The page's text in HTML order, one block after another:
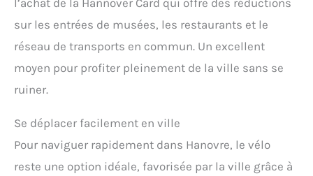
sur les entrées de musées, les restaurants et le
réseau de transports en commun. Un excellent
moyen pour profiter pleinement de la ville sans se
ruiner.
Se déplacer facilement en ville
Pour naviguer rapidement dans Hanovre, le vélo
reste une option idéale, favorisée par la ville grâce à